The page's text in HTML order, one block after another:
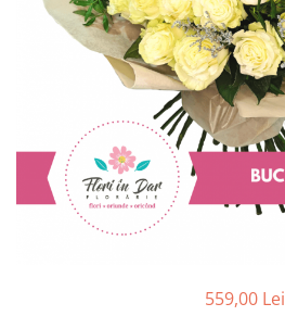
559,00 Lei